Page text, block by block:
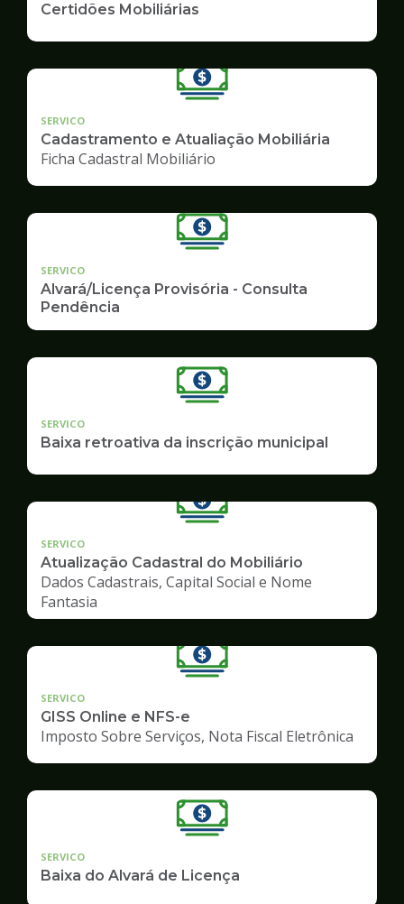
Certidões Mobiliárias
SERVICO
Cadastramento e Atualiação Mobiliária
Ficha Cadastral Mobiliário
SERVICO
Alvará/Licença Provisória - Consulta
Pendência
SERVICO
Baixa retroativa da inscrição municipal
SERVICO
Atualização Cadastral do Mobiliário
Dados Cadastrais, Capital Social e Nome
Fantasia
SERVICO
GISS Online e NFS-e
Imposto Sobre Serviços, Nota Fiscal Eletrônica
SERVICO
Baixa do Alvará de Licença